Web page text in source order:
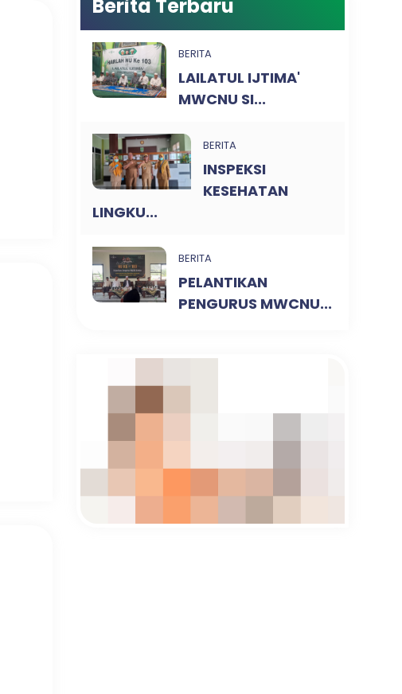
Berita Terbaru
BERITA
LAILATUL IJTIMA'
MWCNU SI...
BERITA
INSPEKSI
KESEHATAN
LINGKU...
BERITA
PELANTIKAN
PENGURUS MWCNU...